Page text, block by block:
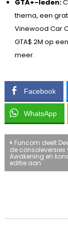
GTA+-leden:
thema, een
Vinewood Car
GTA$ 2M op
meer.
Facebook
WhatsApp
Bericht
Funcom deelt
de consoleversies
Awakening en
editie aan